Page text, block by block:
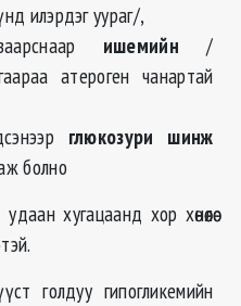
илэрдэг уураг/,
ишемийн/
атероген чанартай
глюкозури шинж
болно
хугацаанд хор хөнөөлөө
голдуу гипогликемийн